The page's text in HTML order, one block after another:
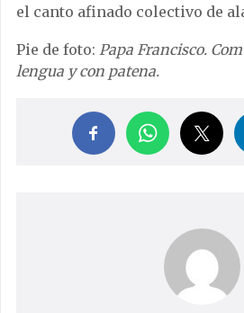
el canto afinado colectivo de
Pie de foto: Papa Francisco.
lengua y con patena.